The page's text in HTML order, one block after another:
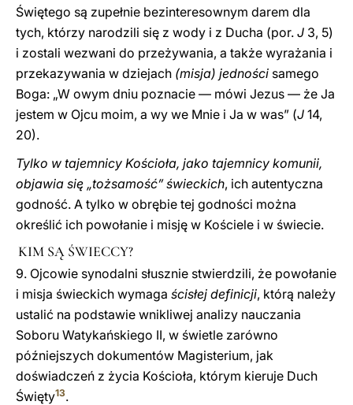
Świętego są zupełnie bezinteresownym darem dla
tych, którzy narodzili się z wody i z Ducha (por. J 3, 5)
i zostali wezwani do przeżywania, a także wyrażania i
przekazywania w dziejach (misja) jedności samego
Boga: „W owym dniu poznacie — mówi Jezus — że Ja
jestem w Ojcu moim, a wy we Mnie i Ja w was” (J 14,
20).
Tylko w tajemnicy Kościoła, jako tajemnicy komunii,
objawia się „tożsamość” świeckich, ich autentyczna
godność. A tylko w obrębie tej godności można
określić ich powołanie i misję w Kościele i w świecie.
KIM SĄ ŚWIECCY?
9. Ojcowie synodalni słusznie stwierdzili, że powołanie
i misja świeckich wymaga ścisłej definicji, którą należy
ustalić na podstawie wnikliwej analizy nauczania
Soboru Watykańskiego II, w świetle zarówno
późniejszych dokumentów Magisterium, jak
doświadczeń z życia Kościoła, którym kieruje Duch
Święty13.